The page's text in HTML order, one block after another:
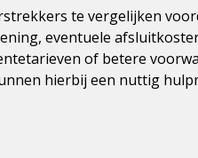
te vergelijken
eventuele
of betere
hierbij een nuttig